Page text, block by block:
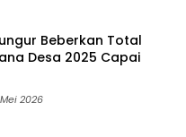
Beberkan Total
Desa 2025 Capai
2026